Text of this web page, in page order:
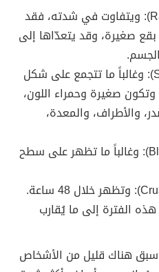
الطفح (بالإنجليزية: Rash): ويتفاوت في شدته، فقد
صغيرة، وقد يتعدّاها إلى
البقع (بالإنجليزية: Spots): وغالباً ما تتجمع على شكل
وتكون صغيرة وحمراء اللون،
والأطراف، والمعدة،
البثور (الإنجليزية: Blisters): وغالباً ما تظهر على سطح
هذه الفترة إلى ما يُقارب
سبق هناك قليل من الأشخاص